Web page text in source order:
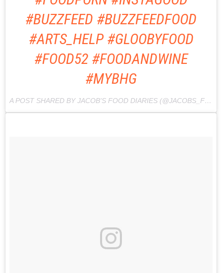
#BUZZFEED #BUZZFEEDFOOD
#ARTS_HELP #GLOOBYFOOD
#FOOD52 #FOODANDWINE
#MYBHG
A POST SHARED BY JACOB'S FOOD DIARIES (@JACOBS_FOOD_DIARIES) ON